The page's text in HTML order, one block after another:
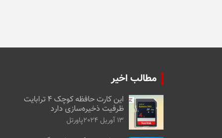
مطالب اخیر
این کارت حافظه کوچک ۴ ترابایت
ظرفیت ذخیره‌سازی دارد
13 آوریل 2024 پاورتل